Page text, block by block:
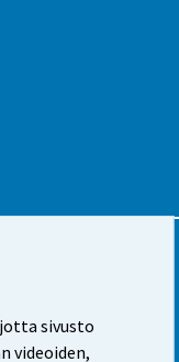
sivusto
videoiden,